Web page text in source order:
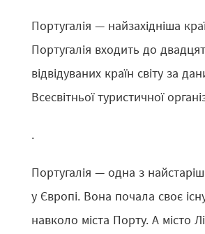
Португалія — найзахідніша
Португалія входить до
відвідуваних країн світу за
Всесвітньої туристичної
.
Португалія — одна з
у Європі. Вона почала своє
навколо міста Порту. А місто